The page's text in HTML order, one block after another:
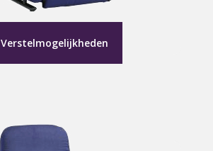
Verstelmogelijkheden